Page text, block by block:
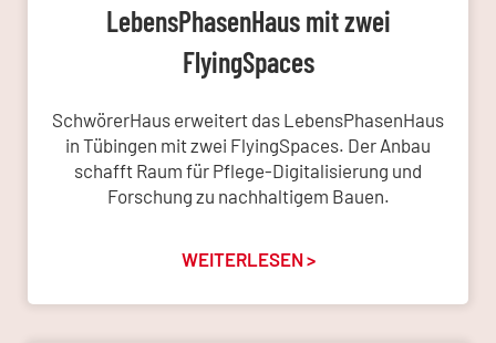
LebensPhasenHaus mit zwei
FlyingSpaces
SchwörerHaus erweitert das LebensPhasenHaus
in Tübingen mit zwei FlyingSpaces. Der Anbau
schafft Raum für Pflege-Digitalisierung und
Forschung zu nachhaltigem Bauen.
WEITERLESEN >